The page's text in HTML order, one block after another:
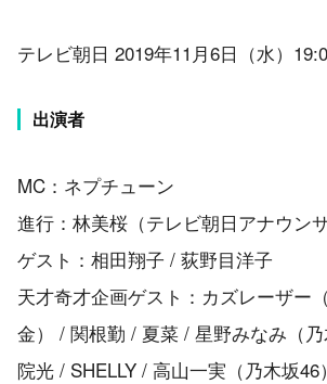
テレビ朝日 2019年11月6日（水）
出演者
MC：ネプチューン
進行：林美桜（テレビ朝日アナウンサ
ゲスト：相田翔子 / 荻野目洋子
天才奇才企画ゲスト：カズレーザー
金） / 関根勤 / 夏菜 / 星野みなみ（
院光 / SHELLY / 高山一実（乃木坂